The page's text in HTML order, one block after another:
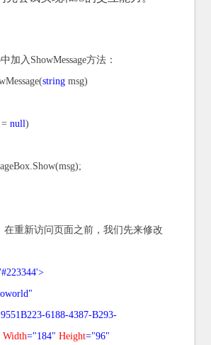
中加 入 ShowMessage方法：
stringmsg)
null)
在重新访问页面之前，我们先来修改
6188-4387-B293-
Width="184" Height="96"